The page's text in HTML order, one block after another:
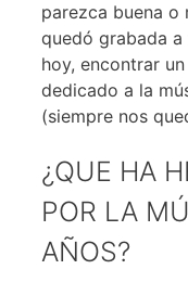
parezca buena o
quedó grabada
hoy, encontrar
dedicado a la
(siempre nos
¿QUE HA
POR LA
AÑOS?